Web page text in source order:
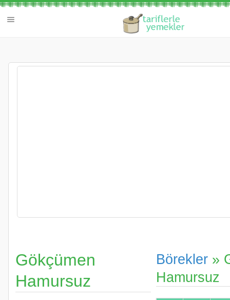
Gökçümen
Hamursuz
Börekler »
Hamursuz